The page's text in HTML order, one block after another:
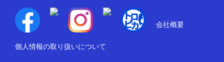
会社概要
個人情報の取り扱いについて